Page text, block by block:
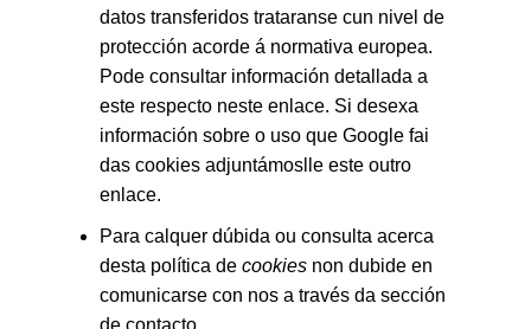
datos transferidos trataranse cun nivel de
protección acorde á normativa europea.
Pode consultar información detallada a
este respecto neste enlace. Si desexa
información sobre o uso que Google fai
das cookies adjuntámoslle este outro
enlace.
Para calquer dúbida ou consulta acerca
desta política de cookiesnon dubide en
comunicarse con nos a través da sección